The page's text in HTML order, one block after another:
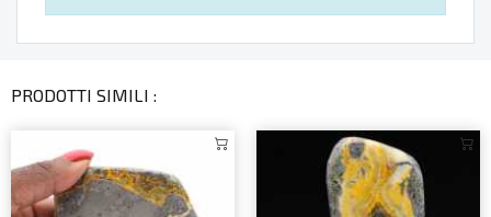
PRODOTTI SIMILI :